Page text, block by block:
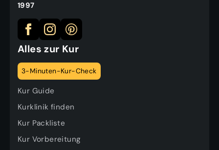
1997
Alles zur Kur
3-Minuten-Kur-Check
Kur Guide
Kurklinik finden
Kur Packliste
Kur Vorbereitung